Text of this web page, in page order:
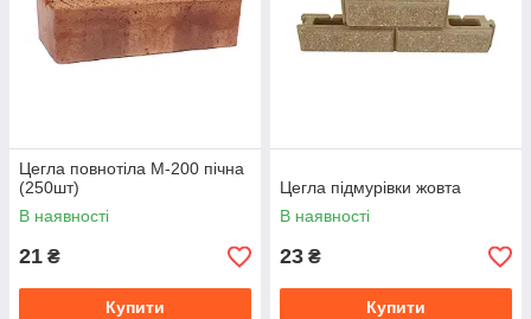
Цегла повнотіла М-200 пічна
(250шт)
В наявності
21 ₴
Купити
Цегла підмурівки жовта
В наявності
23 ₴
Купити